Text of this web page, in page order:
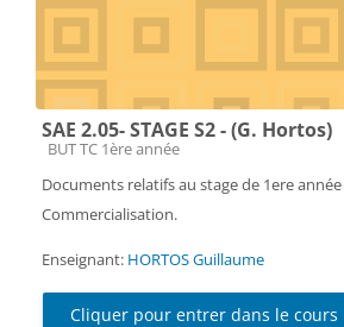
SAE 2.05- STAGE S2 - (G. Hortos)
Catégorie de cours
BUT TC 1ère année
Documents relatifs au stage de 1ere
Commercialisation.
Enseignant: HORTOS Guillaume
Cliquer pour entrer dans le cours